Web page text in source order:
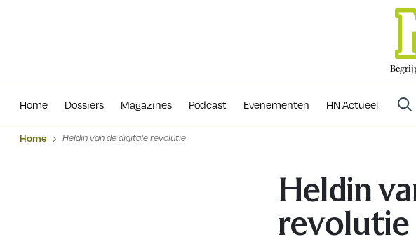
Home Dossiers Magazines Podcast Evenementen HN Actueel
Evenementen
Home Heldin van de digitale revolutie
Heldin
revolutie